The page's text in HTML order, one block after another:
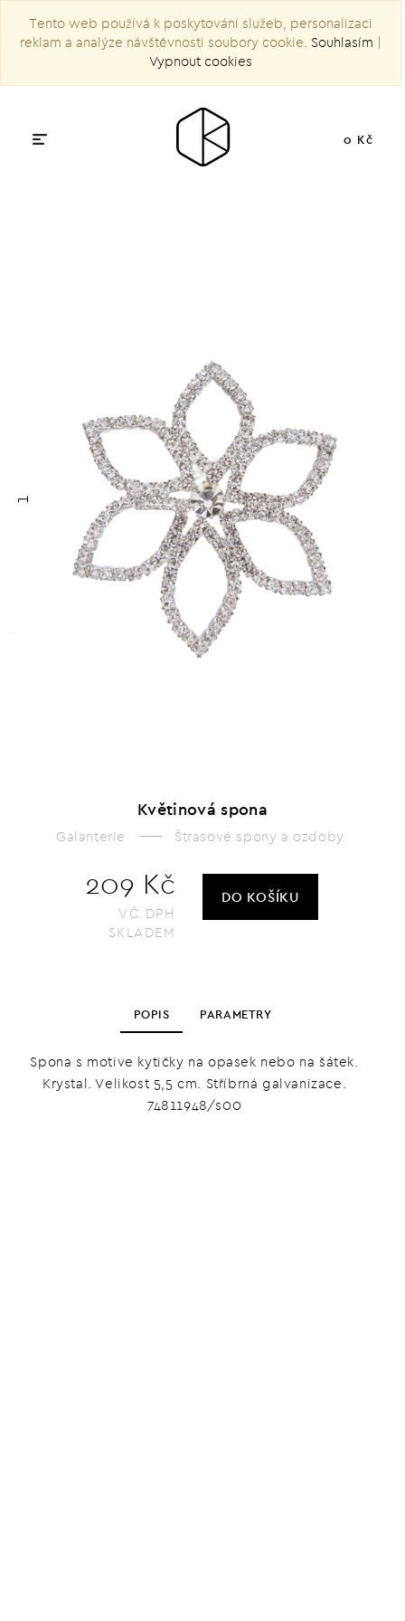
Tento web používá k poskytování služeb, personalizaci
reklam a analýze návštěvnosti soubory cookie. Souhlasím |
Vypnout cookies
0 Kč
1
Květinová spona
Galanterie Štrasové spony a ozdoby
209 Kč
VČ.DPH
SKLADEM
DO KOŠÍKU
POPIS PARAMETRY
Spona s motive kytičky na opasek nebo na šátek.
Krystal. Velikost 5,5 cm. Stříbrná galvanizace.
74811948/s00